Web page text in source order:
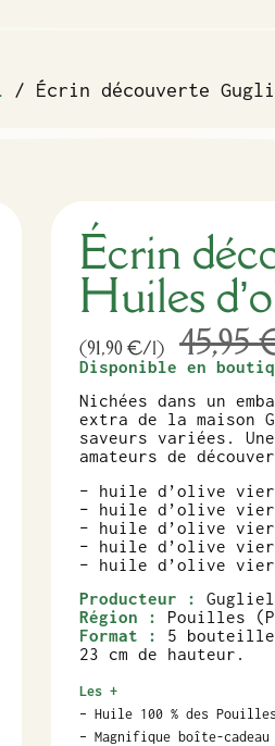
/ Écrin découverte
Écrin
Huiles
(91,90 €/l) 45,95
Disponible en
Nichées dans un
extra de la maison
saveurs variées.
amateurs de
– huile d’olive
– huile d’olive
– huile d’olive
– huile d’olive
– huile d’olive
Producteur :
Région :
Pouilles
Format :
5
23 cm de hauteur.
Les +
– Huile 100 % des
– Magnifique boîte-